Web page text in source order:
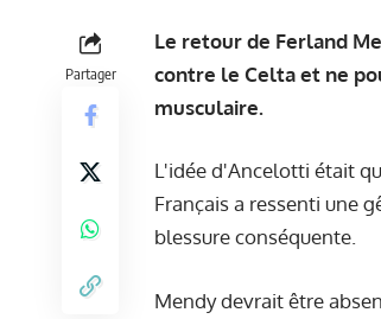
Partager
Le retour de Ferland
contre le Celta et ne
musculaire.
L'idée d'Ancelotti était
Français a ressenti une
blessure conséquente.
Mendy devrait être